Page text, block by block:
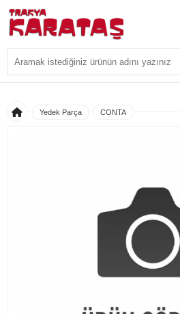
Yedek Parça CONTA